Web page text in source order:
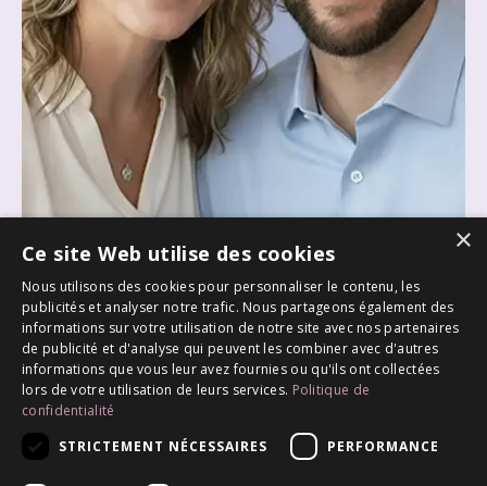
×
Ce site Web utilise des cookies
Nous utilisons des cookies pour personnaliser le contenu, les
publicités et analyser notre trafic. Nous partageons également des
informations sur votre utilisation de notre site avec nos partenaires
de publicité et d'analyse qui peuvent les combiner avec d'autres
informations que vous leur avez fournies ou qu'ils ont collectées
lors de votre utilisation de leurs services. Politique de
confidentialité
STRICTEMENT NÉCESSAIRES
PERFORMANCE